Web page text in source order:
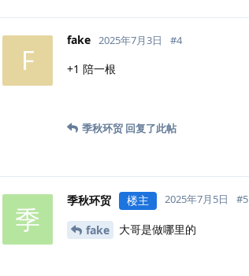
F
fake 2025年7月3日 #4
+1 陪一根
季秋环贸 回复了此帖
季
季秋环贸 楼主 2025年7月5日 #5
fake 大哥是做哪里的